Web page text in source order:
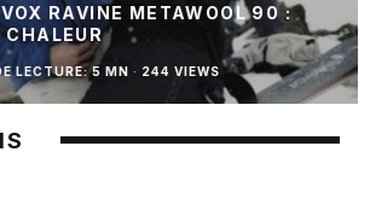
RAVINE METAWOOL 90 :
CHALEUR
LECTURE: 5 MN · 244 VIEWS